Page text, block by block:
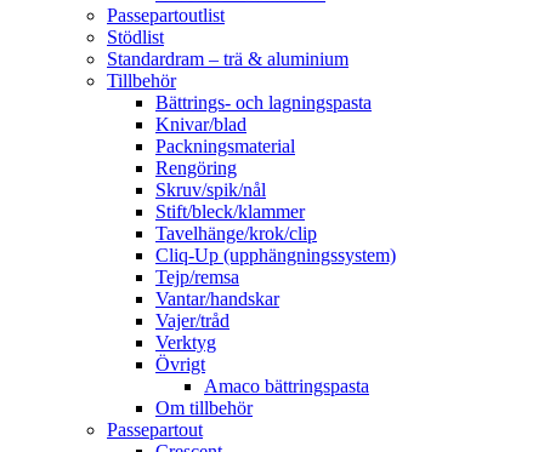
Passepartoutlist
Stödlist
Standardram – trä & aluminium
Tillbehör
Bättrings- och lagningspasta
Knivar/blad
Packningsmaterial
Rengöring
Skruv/spik/nål
Stift/bleck/klammer
Tavelhänge/krok/clip
Cliq-Up (upphängningssystem)
Tejp/remsa
Vantar/handskar
Vajer/tråd
Verktyg
Övrigt
Amaco bättringspasta
Om tillbehör
Passepartout